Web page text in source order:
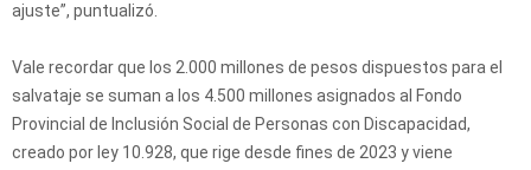
ajuste”, puntualizó.
Vale recordar que los 2.000 millones de pesos dispuestos para el
salvataje se suman a los 4.500 millones asignados al Fondo
Provincial de Inclusión Social de Personas con Discapacidad,
creado por ley 10.928, que rige desde fines de 2023 y viene